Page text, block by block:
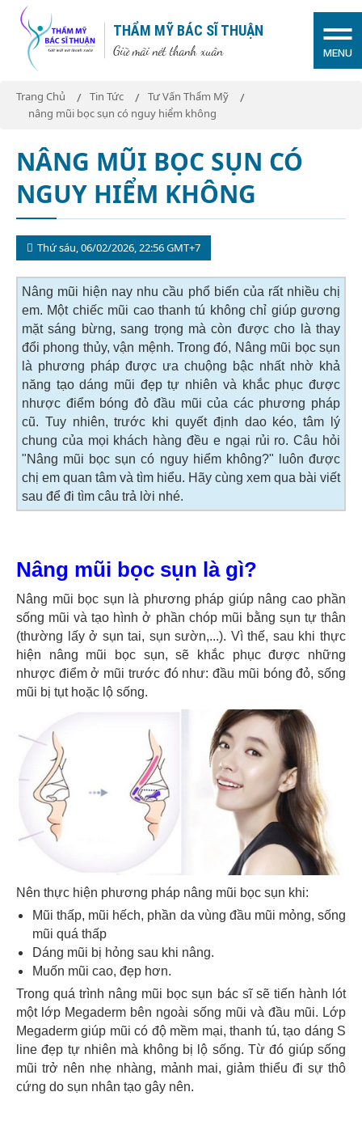
THẨM MỸ BÁC SĨ THUẬN
Giữ mãi nét thanh xuân MENU
Trang Chủ Tin Tức
Tư Vấn Thẩm Mỹ
nâng mũi bọc sụn có nguy hiểm không
NÂNG MŨI BỌC SỤN CÓ
NGUY HIỂM KHÔNG
Thứ sáu, 06/02/2026, 22:56 GMT+7
Nâng mũi hiện nay nhu cầu phổ biến của rất nhiều chị
em. Một chiếc mũi cao thanh tú không chỉ giúp gương
mặt sáng bừng, sang trọng mà còn được cho là thay
đổi phong thủy, vận mệnh. Trong đó, Nâng mũi bọc sụn
là phương pháp được ưa chuộng bậc nhất nhờ khả
năng tạo dáng mũi đẹp tự nhiên và khắc phục được
nhược điểm bóng đỏ đầu mũi của các phương pháp
cũ. Tuy nhiên, trước khi quyết định dao kéo, tâm lý
chung của mọi khách hàng đều e ngại rủi ro. Câu hỏi
"Nâng mũi bọc sụn có nguy hiểm không?" luôn được
chị em quan tâm và tìm hiểu. Hãy cùng xem qua bài viết
sau để đi tìm câu trả lời nhé.
Nâng mũi bọc sụn là gì?
Nâng mũi bọc sụn là phương pháp giúp nâng cao phần
sống mũi và tạo hình ở phần chóp mũi bằng sụn tự thân
(thường lấy ở sụn tai, sụn sườn,...). Vì thế, sau khi thực
hiện nâng mũi bọc sụn, sẽ khắc phục được những
nhược điểm ở mũi trước đó như: đầu mũi bóng đỏ, sống
mũi bị tụt hoặc lộ sống.
Nên thực hiện phương pháp nâng mũi bọc sụn khi:
Mũi thấp, mũi hếch, phần da vùng đầu mũi mỏng, sống
mũi quá thấp
Dáng mũi bị hỏng sau khi nâng.
Muốn mũi cao, đẹp hơn.
Trong quá trình nâng mũi bọc sụn bác sĩ sẽ tiến hành lót
một lớp Megaderm bên ngoài sống mũi và đầu mũi. Lớp
Megaderm giúp mũi có độ mềm mại, thanh tú, tạo dáng S
line đẹp tự nhiên mà không bị lộ sống. Từ đó giúp sống
mũi trở nên nhẹ nhàng, mảnh mai, giảm thiểu đi sự thô
cứng do sụn nhân tạo gây nên.